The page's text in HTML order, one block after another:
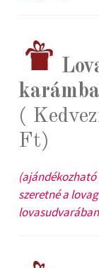
(
Ft)
szeretné a